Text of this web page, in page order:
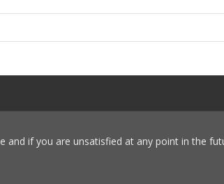
if you are unsatisfied at any point in the